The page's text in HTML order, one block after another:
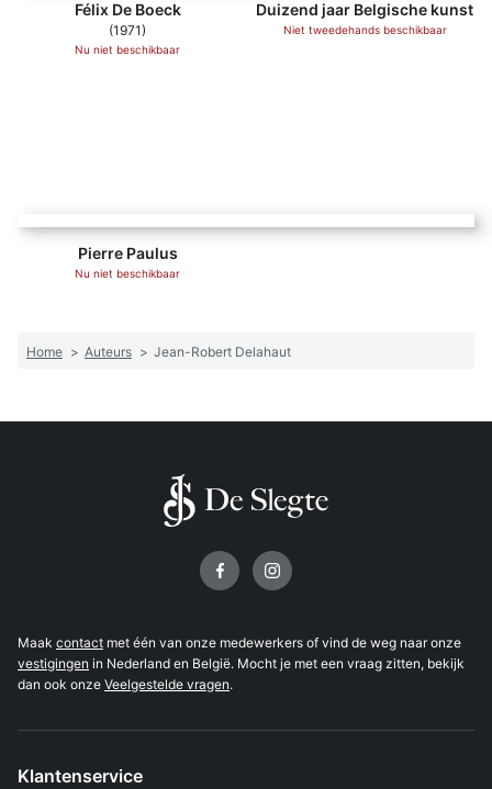
Félix De Boeck
(1971)
Nu niet beschikbaar
Duizend jaar Belgische kunst
Niet tweedehands beschikbaar
Pierre Paulus
Nu niet beschikbaar
Home > Auteurs > Jean-Robert Delahaut
Maak contact met één van onze medewerkers of vind de weg naar onze
vestigingen in Nederland en België. Mocht je met een vraag zitten, bekijk
dan ook onze Veelgestelde vragen.
Klantenservice